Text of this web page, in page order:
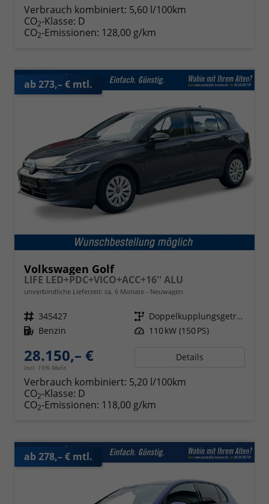
Verbrauch kombiniert: 5,60 l/100km
CO2-Klasse: D
CO2-Emissionen: 128,00 g/km
ab 273,– € mtl.
Volkswagen Golf
LIFE LED+PDC+VICO+ACC+16'' ALU
unverbindliche Lieferzeit: ca. 6 Monate Neuwagen
Fahrzeugnr. 345427 Getriebe
Doppelkupplungsgetriebe (DSG)
Kraftstoff Benzin Leistung 110 kW (150 PS)
28.150,– €
incl. 19% MwSt.
Details
Verbrauch kombiniert: 5,20 l/100km
CO2-Klasse: D
CO2-Emissionen: 118,00 g/km
ab 278,– € mtl.